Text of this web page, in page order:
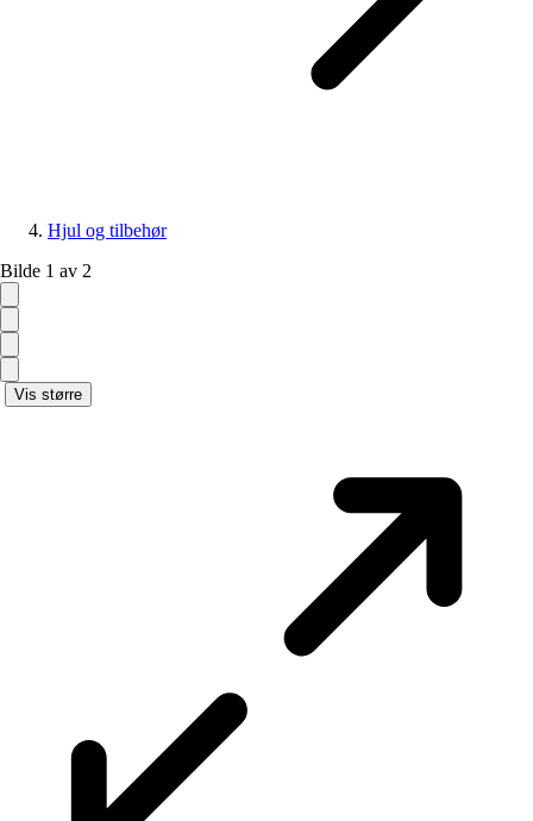
Hjul og tilbehør
Bilde 1 av 2
Vis større